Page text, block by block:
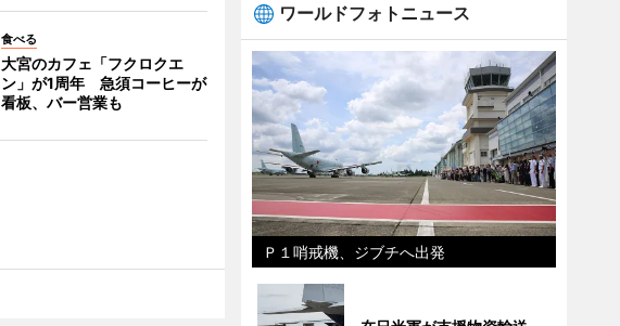
食べる
大宮のカフェ「フクロクエ
ン」が1周年 急須コーヒーが
看板、バー営業も
ワールドフォトニュース
Ｐ１哨戒機、ジブチへ出発